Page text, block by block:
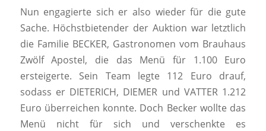
Nun engagierte sich er also wieder für die gute
Sache. Höchstbietender der Auktion war letztlich
die Familie BECKER, Gastronomen vom Brauhaus
Zwölf Apostel, die das Menü für 1.100 Euro
ersteigerte. Sein Team legte 112 Euro drauf,
sodass er DIETERICH, DIEMER und VATTER 1.212
Euro überreichen konnte. Doch Becker wollte das
Menü nicht für sich und verschenkte es